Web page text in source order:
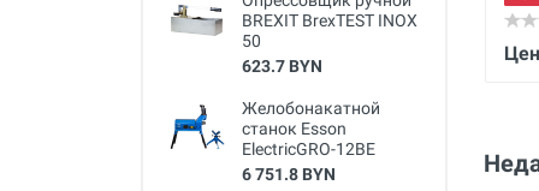
BREXIT BrexTEST INOX
50
623.7 BYN
Желобонакатной
станок Esson
ElectricGRO-12BE
6 751.8 BYN